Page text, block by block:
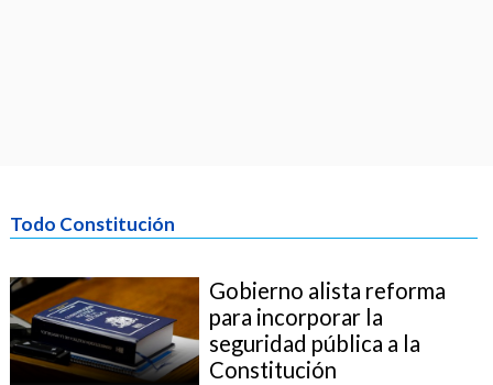
Todo Constitución
Gobierno alista reforma
para incorporar la
seguridad pública a la
Constitución